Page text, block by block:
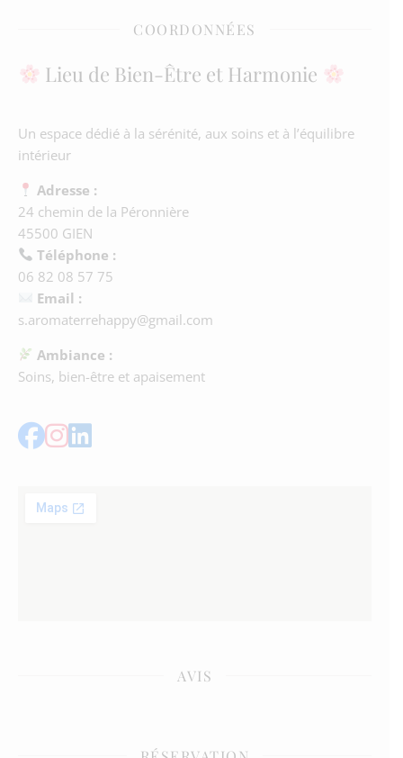
COORDONNÉES
Lieu de Bien-Être et Harmonie
Un espace dédié à la sérénité, aux soins et à l’équilibre
intérieur
Adresse :
24 chemin de la Péronnière
45500 GIEN
Téléphone :
06 82 08 57 75
Email :
s.aromaterrehappy@gmail.com
Ambiance :
Soins, bien-être et apaisement
AVIS